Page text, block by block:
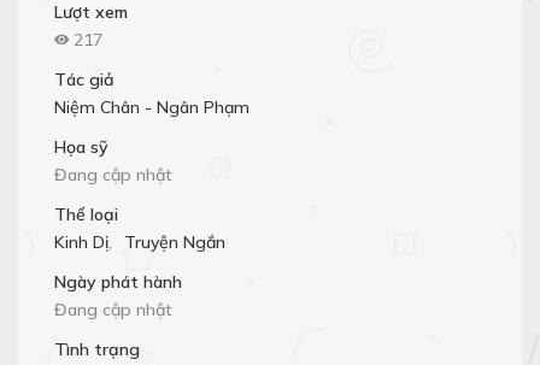
Lượt xem
217
Tác giả
Niệm Chân - Ngân Phạm
Họa sỹ
Đang cập nhật
Thể loại
Kinh Dị,
Truyện Ngắn
Ngày phát hành
Đang cập nhật
Tình trạng